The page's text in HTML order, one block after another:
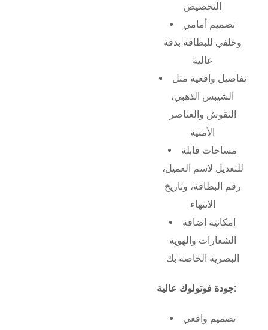
التخصيص
تصميم أمامي
وخلفي للبطاقة بدقة
عالية
تفاصيل واقعية مثل
الشيبس الذهبي،
النقوش والعناصر
الأمنية
مساحات قابلة
للتعديل لاسم العميل،
رقم البطاقة، وتاريخ
الانتهاء
إمكانية إضافة
الشعارات والهوية
البصرية الخاصة بك
جودة فوتولوك عالية:
تصميم واقعي